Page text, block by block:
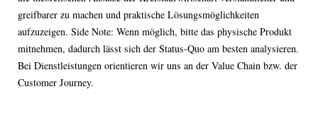
greifbarer zu machen und praktische Lösungsmöglichkeiten
aufzuzeigen. Side Note: Wenn möglich, bitte das physische Produkt
mitnehmen, dadurch lässt sich der Status-Quo am besten analysieren.
Bei Dienstleistungen orientieren wir uns an der Value Chain bzw. der
Customer Journey.